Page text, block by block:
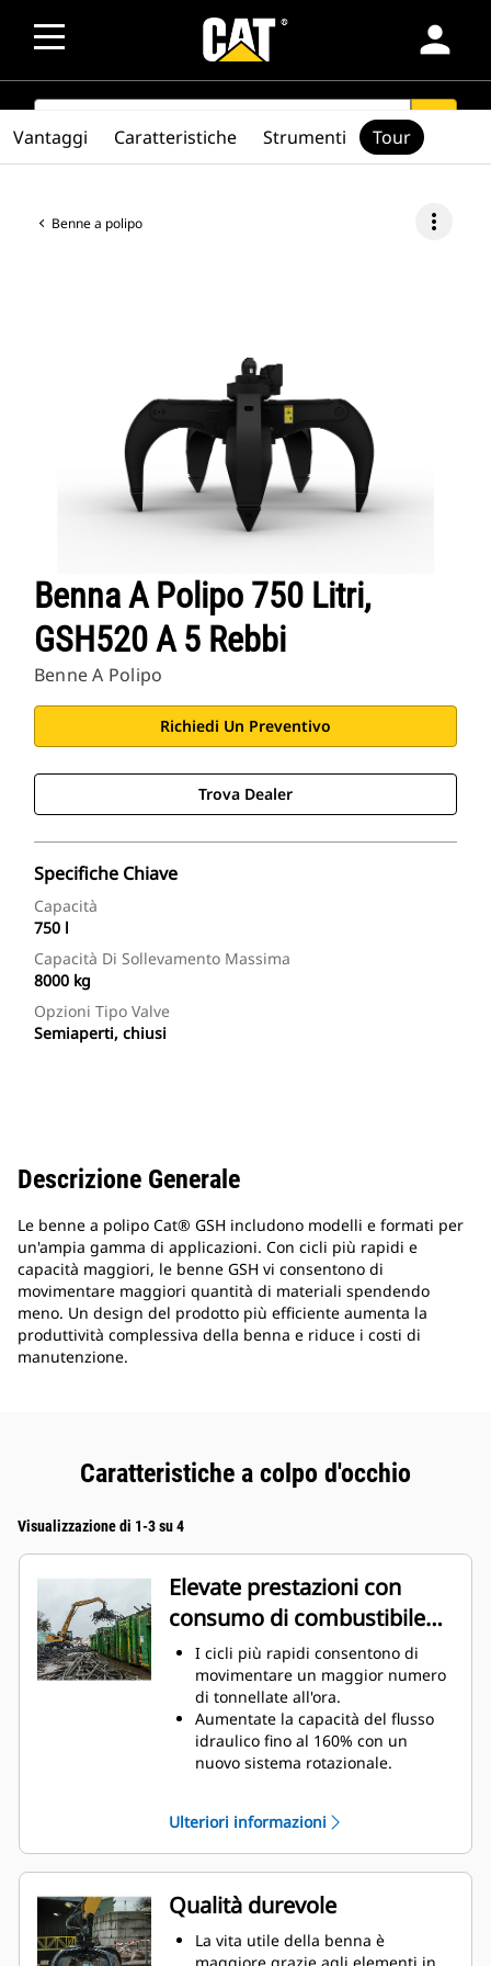
person
SEARCH search
Benne a polipo more_vert
Benna A Polipo 750 Litri,
GSH520 A 5 Rebbi
Benne A Polipo
Richiedi Un Preventivo
Trova Dealer
Specifiche Chiave
Capacità
750 l
Capacità Di Sollevamento Massima
8000 kg
Opzioni Tipo Valve
Semiaperti, chiusi
Vantaggi Caratteristiche Strumenti Tour
Descrizione Generale
Le benne a polipo Cat® GSH includono modelli e formati per
un'ampia gamma di applicazioni. Con cicli più rapidi e
capacità maggiori, le benne GSH vi consentono di
movimentare maggiori quantità di materiali spendendo
meno. Un design del prodotto più efficiente aumenta la
produttività complessiva della benna e riduce i costi di
manutenzione.
Caratteristiche a colpo d'occhio
Visualizzazione di 1-3 su 4
Elevate prestazioni con
consumo di combustibile
ridotto
I cicli più rapidi consentono di
movimentare un maggior numero
di tonnellate all'ora.
Aumentate la capacità del flusso
idraulico fino al 160% con un
nuovo sistema rotazionale.
140-200% grazie alla curvatura
rifinita dei rebbi.
Le macchine Cat sono pre-
programmate con impostazioni
ottimali delle prestazioni per la
benna per ottimizzare
l'abbinamento e l'efficienza della
Ulteriori informazioni
Qualità durevole
La vita utile della benna è